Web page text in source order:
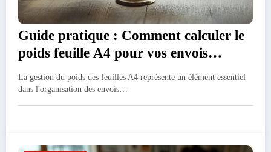
Guide pratique : Comment calculer le
poids feuille A4 pour vos envois
postaux
La gestion du poids des feuilles A4 représente un élément essentiel
dans l'organisation des envois…